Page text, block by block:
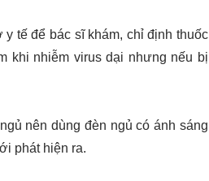
tế để bác sĩ khám, chỉ định thuốc
khi nhiễm virus dại nhưng nếu bị
nên dùng đèn ngủ có ánh sáng
phát hiện ra.